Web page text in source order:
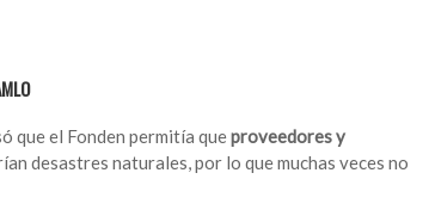
que el Fonden permitía queproveedores y
desastres naturales, por lo que muchas veces no